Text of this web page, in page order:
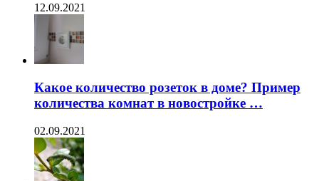
12.09.2021
Какое количество розеток в доме? Пример
количества комнат в новостройке …
02.09.2021